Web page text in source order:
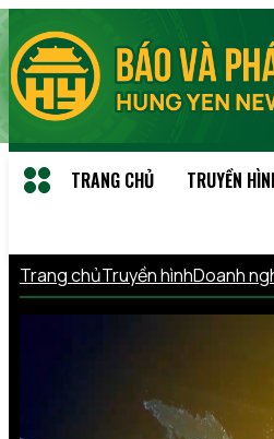
TRANG CHỦ TRUYỀN
Trang chủTruyền hìnhDoanh